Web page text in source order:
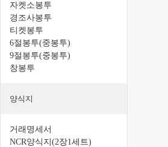
자켓소봉투
경조사봉투
티켓봉투
6절봉투(중봉투)
9절봉투(중봉투)
창봉투
양식지
거래명세서
NCR양식지(2장1세트)